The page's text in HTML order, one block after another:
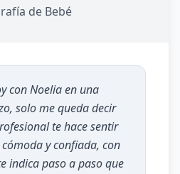
de Bebé
con Noelia en una
solo me queda decir
te hace sentir
y confiada, con
indica paso a paso que